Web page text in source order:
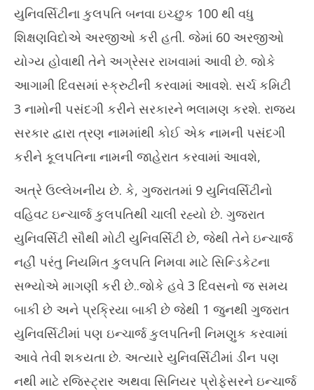
યુનિવર્સિટીના કુલપતિ બનવા ઇચ્છુક 100 થી વધુ
શિક્ષણવિદોએ અરજીઓ કરી હતી. જેમાં 60 અરજીઓ
યોગ્ય હોવાથી તેને અગ્રેસર રાખવામાં આવી છે. જોકે
આગામી દિવસમાં સ્ક્રુટીની કરવામાં આવશે. સર્ચ કમિટી
3 નામોની પસંદગી કરીને સરકારને ભલામણ કરશે. રાજ્ય
સરકાર દ્વારા ત્રણ નામમાંથી કોઈ એક નામની પસંદગી
કરીને કૂલપતિના નામની જાહેરાત કરવામાં આવશે,
અત્રે ઉલ્લેખનીય છે. કે, ગુજરાતમાં 9 યુનિવર્સિટીનો
વહિવટ ઇન્ચાર્જ કુલપતિથી ચાલી રહ્યો છે. ગુજરાત
યુનિવર્સિટી સૌથી મોટી યુનિવર્સિટી છે, જેથી તેને ઇન્ચાર્જ
નહીં પરંતુ નિયમિત કુલપતિ નિમવા માટે સિન્ડિકેટના
સભ્યોએ માગણી કરી છે..જોકે હવે 3 દિવસનો જ સમય
બાકી છે અને પ્રક્રિયા બાકી છે જેથી 1 જુનથી ગુજરાત
યુનિવર્સિટીમાં પણ ઇન્ચાર્જ કુલપતિની નિમણુક કરવામાં
આવે તેવી શકયતા છે. અત્યારે યુનિવર્સિટીમાં ડીન પણ
નથી માટે રજિસ્ટ્રાર અથવા સિનિયર પ્રોફેસરને ઇન્ચાર્જ